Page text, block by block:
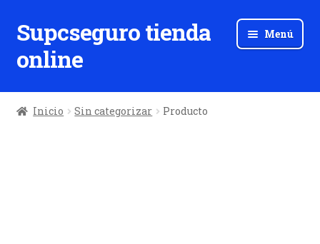
Ir
a
la
Ir
al
contenido
Supcseguro tienda
online
Menú
Inicio Sin categorizar Producto